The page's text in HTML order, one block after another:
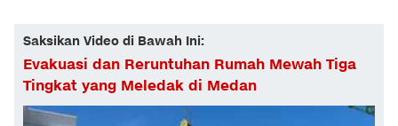
Saksikan Video di Bawah Ini:
Evakuasi dan Reruntuhan Rumah Mewah Tiga
Tingkat yang Meledak di Medan